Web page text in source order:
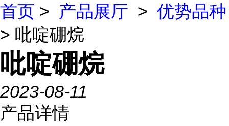
首页 > 产品展厅 > 优势品种
> 吡啶硼烷
吡啶硼烷
2023-08-11
产品详情